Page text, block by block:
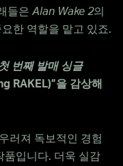
들은 Alan Wake 2의
한 역할을 맡고 있죠.
첫 번째 발매 싱글
RAKEL)”을 감상해
러져 독보적인 경험
품입니다. 더욱 실감